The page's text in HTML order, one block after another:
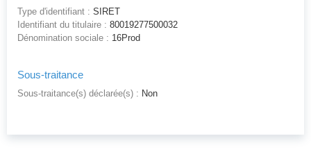
Type d'identifiant : SIRET
Identifiant du titulaire : 80019277500032
Dénomination sociale : 16Prod
Sous-traitance
Sous-traitance(s) déclarée(s) : Non